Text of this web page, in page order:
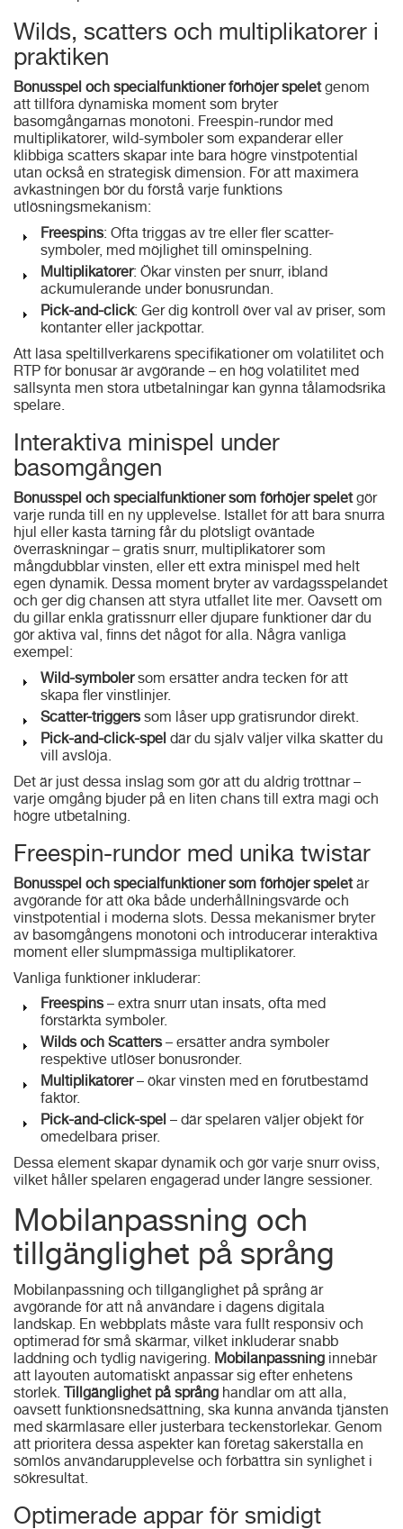
Wilds, scatters och multiplikatorer i
praktiken
Bonusspel och specialfunktioner förhöjer speletgenom
att tillföra dynamiska moment som bryter
basomgångarnas monotoni. Freespin-rundor med
multiplikatorer, wild-symboler som expanderar eller
klibbiga scatters skapar inte bara högre vinstpotential
utan också en strategisk dimension. För att maximera
avkastningen bör du förstå varje funktions
utlösningsmekanism:
Freespins: Ofta triggas av tre eller fler scatter-
symboler, med möjlighet till ominspelning.
Multiplikatorer: Ökar vinsten per snurr, ibland
ackumulerande under bonusrundan.
Pick-and-click: Ger dig kontroll över val av priser, som
kontanter eller jackpottar.
Att läsa speltillverkarens specifikationer om volatilitet och
RTP för bonusar är avgörande – en hög volatilitet med
sällsynta men stora utbetalningar kan gynna tålamodsrika
spelare.
Interaktiva minispel under
basomgången
Bonusspel och specialfunktioner som förhöjer speletgör
varje runda till en ny upplevelse. Istället för att bara snurra
hjul eller kasta tärning får du plötsligt oväntade
överraskningar – gratis snurr, multiplikatorer som
mångdubblar vinsten, eller ett extra minispel med helt
egen dynamik. Dessa moment bryter av vardagsspelandet
och ger dig chansen att styra utfallet lite mer. Oavsett om
du gillar enkla gratissnurr eller djupare funktioner där du
gör aktiva val, finns det något för alla. Några vanliga
exempel:
Wild-symbolersom ersätter andra tecken för att
skapa fler vinstlinjer.
Scatter-triggers som låser upp gratisrundor direkt.
Pick-and-click-spel där du själv väljer vilka skatter du
vill avslöja.
Det är just dessa inslag som gör att du aldrig tröttnar –
varje omgång bjuder på en liten chans till extra magi och
högre utbetalning.
Freespin-rundor med unika twistar
Bonusspel och specialfunktioner som förhöjer speletär
avgörande för att öka både underhållningsvärde och
vinstpotential i moderna slots. Dessa mekanismer bryter
av basomgångens monotoni och introducerar interaktiva
moment eller slumpmässiga multiplikatorer.
Vanliga funktioner inkluderar:
Freespins – extra snurr utan insats, ofta med
förstärkta symboler.
Wilds och Scatters – ersätter andra symboler
respektive utlöser bonusronder.
Multiplikatorer– ökar vinsten med en förutbestämd
faktor.
Pick-and-click-spel – där spelaren väljer objekt för
omedelbara priser.
Dessa element skapar dynamik och gör varje snurr oviss,
vilket håller spelaren engagerad under längre sessioner.
Mobilanpassning och
tillgänglighet på språng
Mobilanpassning och tillgänglighet på språng är
avgörande för att nå användare i dagens digitala
landskap. En webbplats måste vara fullt responsiv och
optimerad för små skärmar, vilket inkluderar snabb
laddning och tydlig navigering. Mobilanpassning innebär
att layouten automatiskt anpassar sig efter enhetens
storlek. Tillgänglighet på språng handlar om att alla,
oavsett funktionsnedsättning, ska kunna använda tjänsten
med skärmläsare eller justerbara teckenstorlekar. Genom
att prioritera dessa aspekter kan företag säkerställa en
sömlös användarupplevelse och förbättra sin synlighet i
sökresultat.
Optimerade appar för smidigt